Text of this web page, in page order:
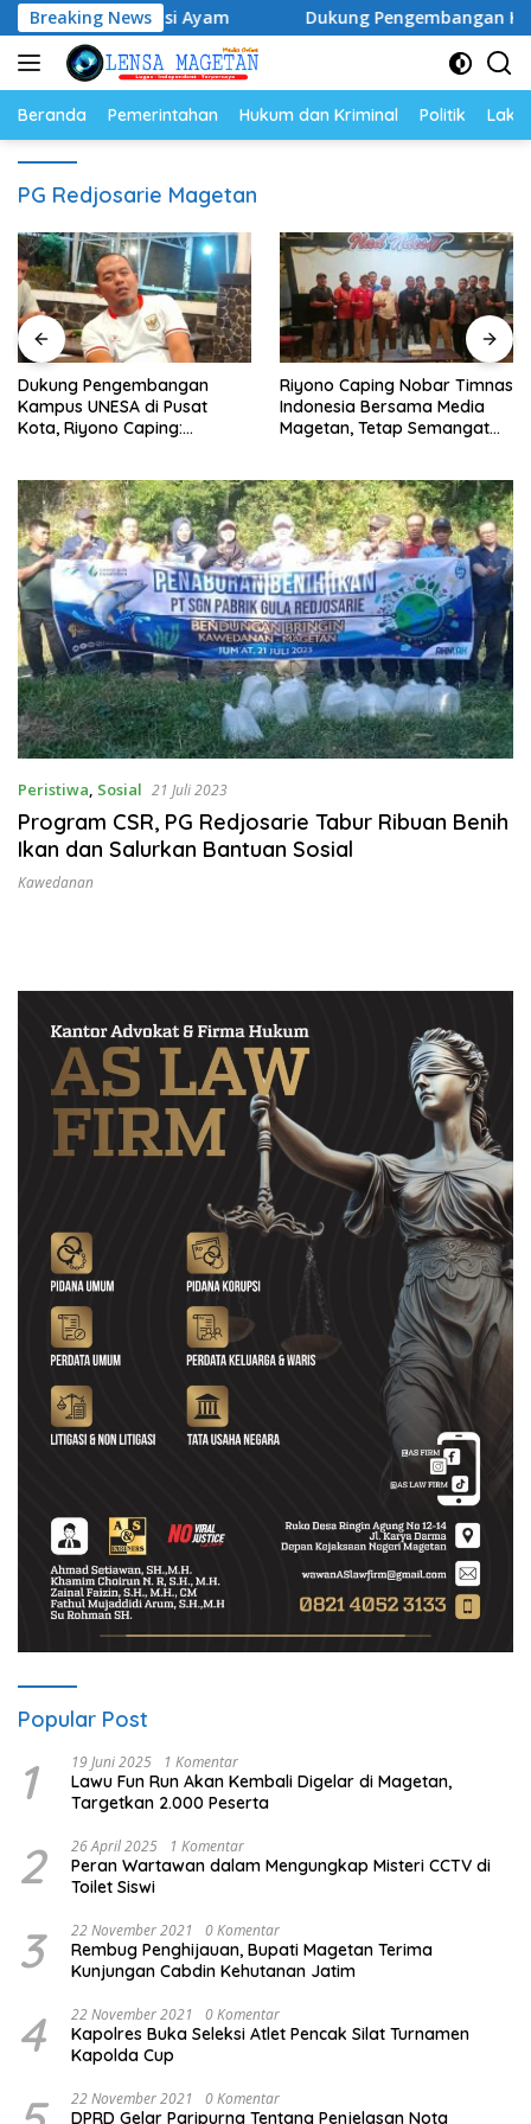
Langsung
ke
konten
Breaking News
Populasi Ayam Dukung Pengembangan Kampus
Beranda Pemerintahan Hukum dan Kriminal Politik
PG Redjosarie Magetan
Dukung Pengembangan
Kampus UNESA di Pusat
Kota, Riyono Caping:
Riyono Caping Nobar Timnas
Indonesia Bersama Media
Magetan, Tetap Semangat
Peristiwa, Sosial 21 Juli 2023
Program CSR, PG Redjosarie Tabur Ribuan Benih
Ikan dan Salurkan Bantuan Sosial
Kawedanan
Popular Post
1 19 Juni 2025 1 Komentar
Lawu Fun Run Akan Kembali Digelar di Magetan,
Targetkan 2.000 Peserta
2 26 April 2025 1 Komentar
Peran Wartawan dalam Mengungkap Misteri CCTV di
Toilet Siswi
3 22 November 2021 0 Komentar
Rembug Penghijauan, Bupati Magetan Terima
Kunjungan Cabdin Kehutanan Jatim
4 22 November 2021 0 Komentar
Kapolres Buka Seleksi Atlet Pencak Silat Turnamen
Kapolda Cup
22 November 2021 0 Komentar
DPRD Gelar Paripurna Tentang Penjelasan Nota